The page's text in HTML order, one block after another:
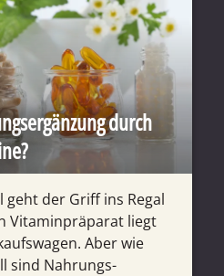
durch
geht der Griff ins Regal
Vitamin­präparat liegt
Aber wie
sind Nahrungs­